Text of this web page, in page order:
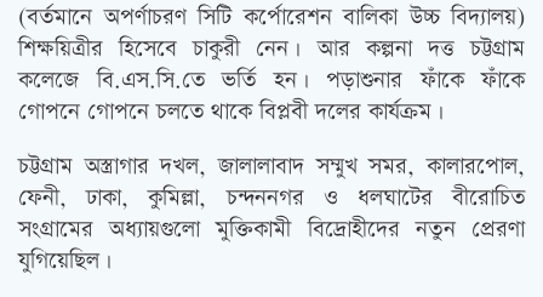
(বর্তমানে অপর্ণাচরণ সিটি কর্পোরেশন বালিকা উচ্চ বিদ্যালয়)
শিক্ষয়িত্রীর হিসেবে চাকুরী নেন। আর কল্পনা দত্ত চট্টগ্রাম
কলেজে বি.এস.সি.তে ভর্তি হন। পড়াশুনার ফাঁকে ফাঁকে
গোপনে গোপনে চলতে থাকে বিপ্লবী দলের কার্যক্রম।
চট্টগ্রাম অস্ত্রাগার দখল, জালালাবাদ সম্মুখ সমর, কালারপোল,
ফেনী, ঢাকা, কুমিল্লা, চন্দননগর ও ধলঘাটের বীরোচিত
সংগ্রামের অধ্যায়গুলো মুক্তিকামী বিদ্রোহীদের নতুন প্রেরণা
যুগিয়েছিল।